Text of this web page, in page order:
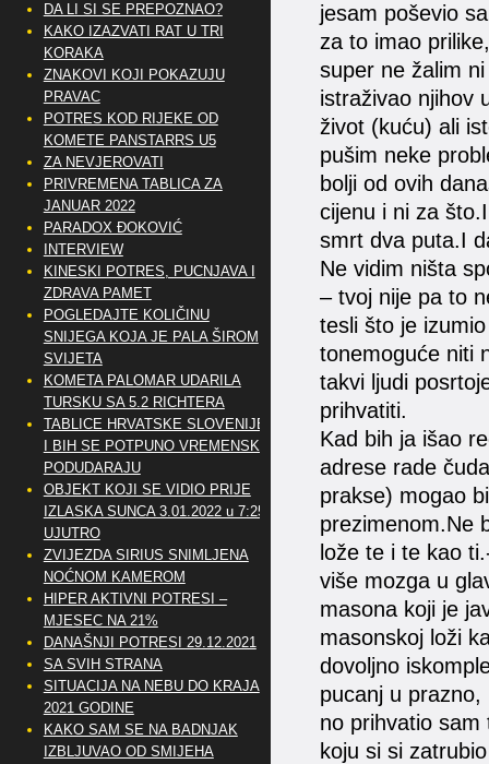
jesam poševio
za to imao
super ne žalim
istraživao njihov
život (kuću) ali
pušim neke
bolji od ovih
cijenu i ni za
smrt dva puta.I
Ne vidim ništa
– tvoj nije pa to
tesli što je
tonemoguće niti
takvi ljudi
prihvatiti.
Kad bih ja išao
adrese rade
prakse) mogao
prezimenom.Ne
lože te i te kao
više mozga u
masona koji je
masonskoj loži
dovoljno
pucanj u
no prihvatio sam
koju si si
DA LI SI SE PREPOZNAO?
KAKO IZAZVATI RAT U TRI
KORAKA
ZNAKOVI KOJI POKAZUJU
PRAVAC
POTRES KOD RIJEKE OD
KOMETE PANSTARRS U5
ZA NEVJEROVATI
PRIVREMENA TABLICA ZA
JANUAR 2022
PARADOX ĐOKOVIĆ
INTERVIEW
KINESKI POTRES, PUCNJAVA I
ZDRAVA PAMET
POGLEDAJTE KOLIČINU
SNIJEGA KOJA JE PALA ŠIROM
SVIJETA
KOMETA PALOMAR UDARILA
TURSKU SA 5.2 RICHTERA
TABLICE HRVATSKE SLOVENIJE
I BIH SE POTPUNO VREMENSKI
PODUDARAJU
OBJEKT KOJI SE VIDIO PRIJE
IZLASKA SUNCA 3.01.2022 u 7:25
UJUTRO
ZVIJEZDA SIRIUS SNIMLJENA
NOĆNOM KAMEROM
HIPER AKTIVNI POTRESI –
MJESEC NA 21%
DANAŠNJI POTRESI 29.12.2021
SA SVIH STRANA
SITUACIJA NA NEBU DO KRAJA
2021 GODINE
KAKO SAM SE NA BADNJAK
IZBLJUVAO OD SMIJEHA